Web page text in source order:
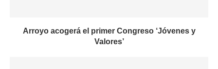
Arroyo acogerá el primer Congreso ‘Jóvenes y
Valores’